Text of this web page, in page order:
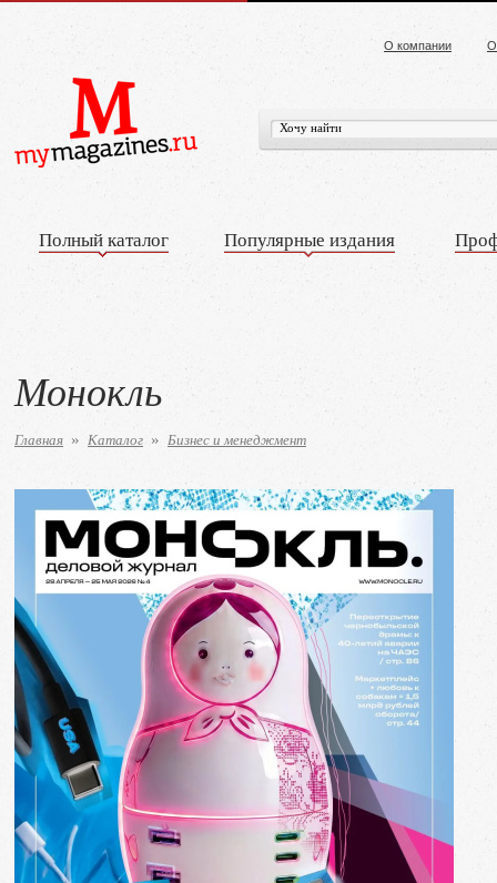
О компании
Полный каталог Популярные издания
Монокль
Главная » Каталог » Бизнес и менеджмент